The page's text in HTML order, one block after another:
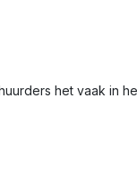
het vaak in